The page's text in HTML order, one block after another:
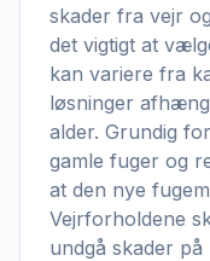
skader fra vejr
det vigtigt at
kan variere fra
løsninger
alder. Grundig
gamle fuger og
at den nye
Vejrforholdene
undgå skader